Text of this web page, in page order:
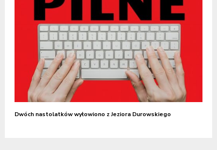
Dwóch nastolatków wyłowiono z Jeziora Durowskiego